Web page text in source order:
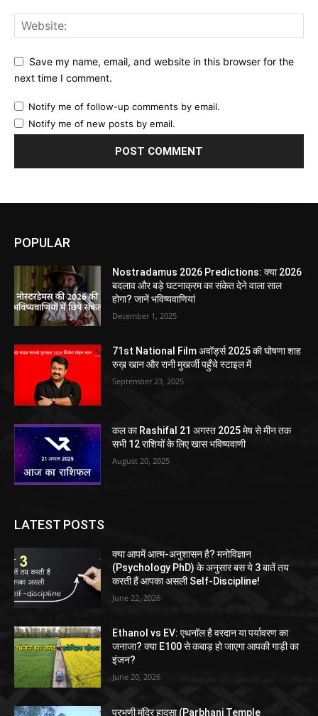
Save my name, email, and website in this browser for the
next time I comment.
Notify me of follow-up comments by email.
Notify me of new posts by email.
POPULAR
Nostradamus 2026 Predictions: क्या 2026
बदलाव और बड़े घटनाक्रम का संकेत देने वाला साल
होगा? जानें भविष्यवाणियां
December 1, 2025
71st National Film अवॉर्ड्स 2025 की घोषणा शाह
रुख़ खान और रानी मुखर्जी पहुँचे स्टाइल में
September 23, 2025
कल का Rashifal 21 अगस्त 2025 मेष से मीन तक
सभी 12 राशियों के लिए खास भविष्यवाणी
August 20, 2025
LATEST POSTS
क्या आपमें आत्म-अनुशासन है? मनोविज्ञान
(Psychology PhD) के अनुसार बस ये 3 बातें तय
करती हैं आपका असली Self-Discipline!
June 22, 2026
Ethanol vs EV: एथनॉल है वरदान या पर्यावरण का
जनाजा? क्या E100 से कबाड़ हो जाएगा आपकी गाड़ी का
इंजन?
June 20, 2026
परभणी मंदिर हादसा (Parbhani Temple